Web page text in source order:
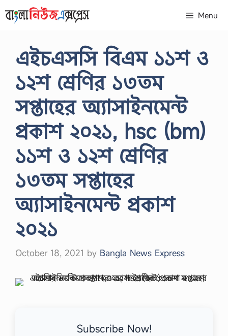
to
Menu
এইচএসসি বিএম ১১শ ও
১২শ শ্রেণির ১৩তম
সপ্তাহের অ্যাসাইনমেন্ট
প্রকাশ ২০২১, hsc (bm)
১১শ ও ১২শ শ্রেণির
১৩তম সপ্তাহের
অ্যাসাইনমেন্ট প্রকাশ
২০২১
October 18, 2021 by Bangla News Express
Subscribe Now!